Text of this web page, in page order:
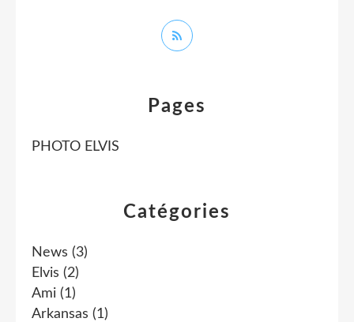
Catégories
News (3)
Elvis (2)
Ami (1)
Arkansas (1)
Pages
PHOTO ELVIS